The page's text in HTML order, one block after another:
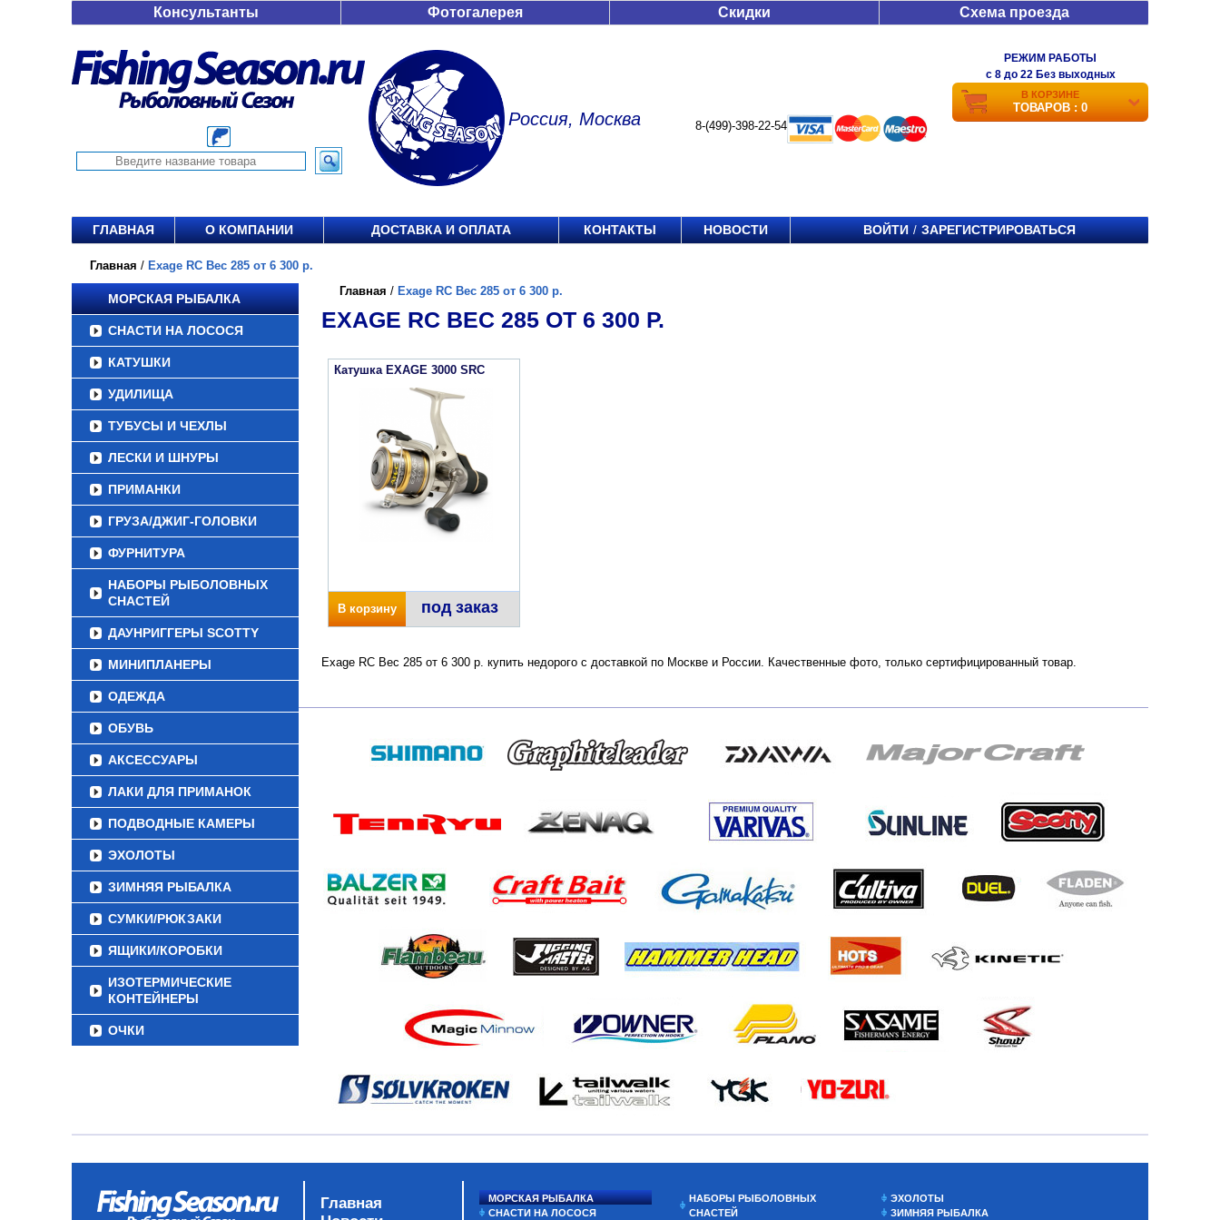
Консультанты Фотогалерея Скидки Схема проезда
Россия, Москва 8-(499)-398-22-54
РЕЖИМ РАБОТЫ
c 8 до 22 Без выходных
В КОРЗИНЕ
ТОВАРОВ : 0
ГЛАВНАЯ О КОМПАНИИ ДОСТАВКА И ОПЛАТА КОНТАКТЫ НОВОСТИ ВОЙТИ / ЗАРЕГИСТРИРОВАТЬСЯ
Главная / Exage RC Вес 285 от 6 300 р.
МОРСКАЯ РЫБАЛКА
СНАСТИ НА ЛОСОСЯ
КАТУШКИ
УДИЛИЩА
ТУБУСЫ И ЧЕХЛЫ
ЛЕСКИ И ШНУРЫ
ПРИМАНКИ
ГРУЗА/ДЖИГ-ГОЛОВКИ
ФУРНИТУРА
НАБОРЫ РЫБОЛОВНЫХ
СНАСТЕЙ
ДАУНРИГГЕРЫ SCOTTY
МИНИПЛАНЕРЫ
ОДЕЖДА
ОБУВЬ
АКСЕССУАРЫ
ЛАКИ ДЛЯ ПРИМАНОК
ПОДВОДНЫЕ КАМЕРЫ
ЭХОЛОТЫ
ЗИМНЯЯ РЫБАЛКА
СУМКИ/РЮКЗАКИ
ЯЩИКИ/КОРОБКИ
ИЗОТЕРМИЧЕСКИЕ
КОНТЕЙНЕРЫ
ОЧКИ
Главная / Exage RC Вес 285 от 6 300 р.
EXAGE RC ВЕС 285 ОТ 6 300 Р.
Катушка EXAGE 3000 SRC
В корзину под заказ
Exage RC Вес 285 от 6 300 р. купить недорого с доставкой по Москве и России. Качественные фото, только сертифицированный товар.
Главная
МОРСКАЯ РЫБАЛКА
СНАСТИ НА ЛОСОСЯ
НАБОРЫ РЫБОЛОВНЫХ
СНАСТЕЙ
ЭХОЛОТЫ
ЗИМНЯЯ РЫБАЛКА